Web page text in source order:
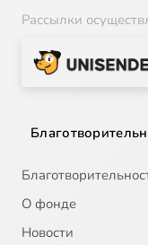
Рассылки
О фонде
Новости